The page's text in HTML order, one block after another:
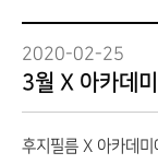
2020-02-25
3월 X 아카데
후지필름 X 아카데미